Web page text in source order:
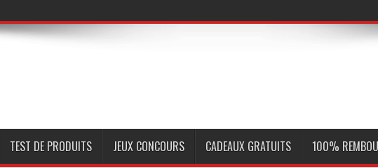
TEST DE PRODUITS JEUX CONCOURS CADEAUX GRATUITS 100%